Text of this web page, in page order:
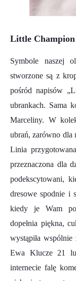
Little
Symbole naszej
stworzone są z
pośród napisów
ubrankach. Sama
Marceliny. W
ubrań, zarówno dla
Linia
przeznaczona dla
podekscytowani,
dresowe spodnie i
kiedy je Wam
dopełnia piękna,
wystąpiła
Ewa Klucze 21
internecie falę